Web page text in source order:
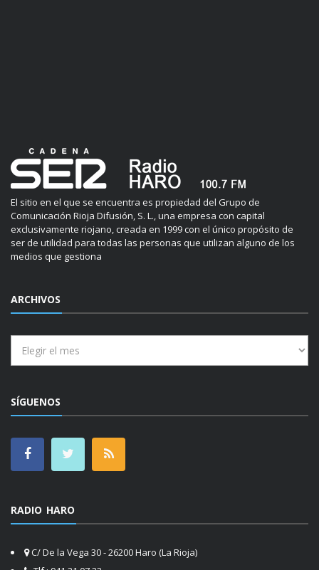
El sitio en el que se encuentra es propiedad del Grupo de
Comunicación Rioja Difusión, S. L., una empresa con capital
exclusivamente riojano, creada en 1999 con el único propósito de
ser de utilidad para todas las personas que utilizan alguno de los
medios que gestiona
ARCHIVOS
SÍGUENOS
RADIO HARO
C/ De la Vega 30 - 26200 Haro (La Rioja)